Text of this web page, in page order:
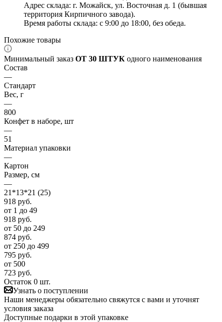
Адрес склада: г. Можайск, ул. Восточная д. 1 (бывшая
территория Кирпичного завода).
Время работы склада: с 9:00 до 18:00, без обеда.
Похожие товары
Минимальный заказ ОТ 30 ШТУК одного наименования
Состав
—
Стандарт
Вес, г
—
800
Конфет в наборе, шт
—
51
Материал упаковки
—
Картон
Размер, см
—
21*13*21 (25)
918 руб.
от 1 до 49
918 руб.
от 50 до 249
874 руб.
от 250 до 499
795 руб.
от 500
723 руб.
Остаток 0 шт.
Узнать о поступлении
Наши менеджеры обязательно свяжутся с вами и уточнят
условия заказа
Доступные подарки в этой упаковке